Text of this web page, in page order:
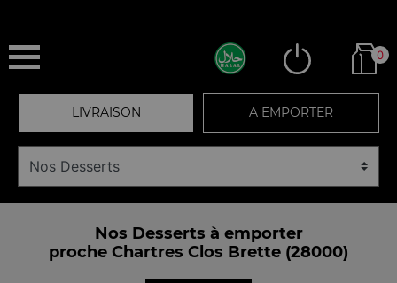
0
LIVRAISON A EMPORTER
Nos Desserts à emporter
proche Chartres Clos Brette (28000)